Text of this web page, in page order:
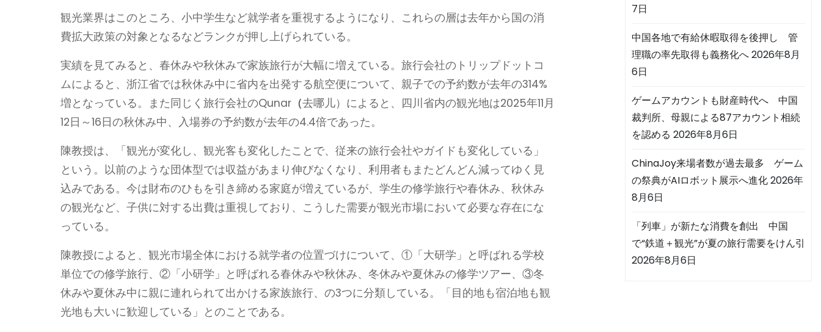
観光業界はこのところ、小中学生など就学者を重視するようになり、これらの層は去年から国の消
費拡大政策の対象となるなどランクが押し上げられている。
実績を見てみると、春休みや秋休みで家族旅行が大幅に増えている。旅行会社のトリップドットコ
ムによると、浙江省では秋休み中に省内を出発する航空便について、親子での予約数が去年の314%
増となっている。また同じく旅行会社のQunar （去哪儿）によると、四川省内の観光地は2025年11月
12日～16日の秋休み中、入場券の予約数が去年の4.4倍であった。
陳教授は、「観光が変化し、観光客も変化したことで、従来の旅行会社やガイドも変化している」
という。以前のような団体型では収益があまり伸びなくなり、利用者もまたどんどん減ってゆく見
込みである。今は財布のひもを引き締める家庭が増えているが、学生の修学旅行や春休み、秋休み
の観光など、子供に対する出費は重視しており、こうした需要が観光市場において必要な存在にな
っている。
陳教授によると、観光市場全体における就学者の位置づけについて、①「大研学」と呼ばれる学校
単位での修学旅行、②「小研学」と呼ばれる春休みや秋休み、冬休みや夏休みの修学ツアー、③冬
休みや夏休み中に親に連れられて出かける家族旅行、の3つに分類している。「目的地も宿泊地も観
光地も大いに歓迎している」とのことである。
7日
中国各地で有給休暇取得を後押し 管
理職の率先取得も義務化へ2026年8月
6日
ゲームアカウントも財産時代へ 中国
裁判所、母親による87アカウント相続
を認める 2026年8月6日
ChinaJoy来場者数が過去最多 ゲーム
の祭典がAIロボット展示へ進化2026年
8月6日
「列車」が新たな消費を創出 中国
で“鉄道＋観光”が夏の旅行需要をけん引
2026年8月6日